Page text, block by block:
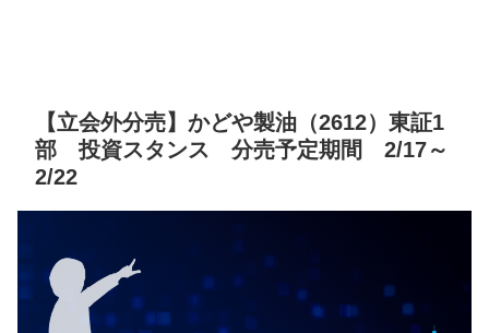
【立会外分売】かどや製油（2612）東証1
部 投資スタンス 分売予定期間 2/17～
2/22